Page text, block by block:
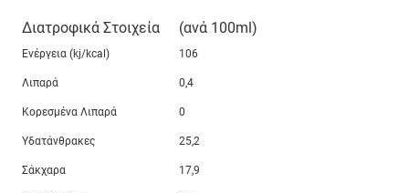
Διατροφικά Στοιχεία (ανά 100ml)
Ενέργεια (kj/kcal) 106
Λιπαρά 0,4
Κορεσμένα Λιπαρά 0
Υδατάνθρακες 25,2
Σάκχαρα 17,9